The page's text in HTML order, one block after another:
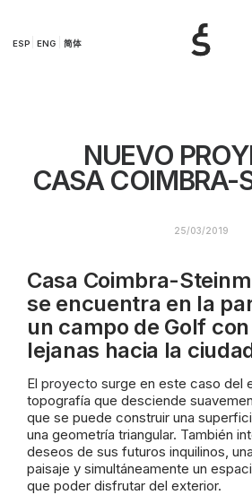
ESP ENG 简体
NUEVO
CASA COIMBRA-
25/03/2019
Casa Coimbra-
se encuentra en la
un campo de Golf
lejanas hacia la
El proyecto surge en este caso del
topografía que desciende
que se puede construir una
una geometría triangular. También
deseos de sus futuros inquilinos,
paisaje y simultáneamente un
que poder disfrutar del exterior.